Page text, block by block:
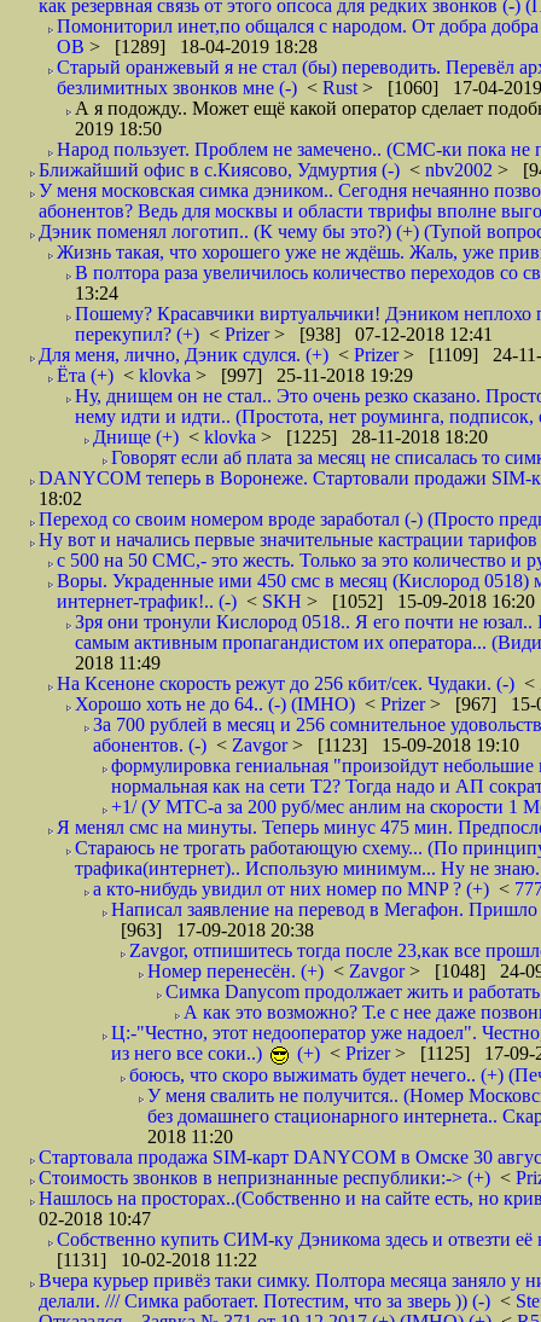
как резервная связь от этого опсоса для редких звонков (-)
Помониторил инет,по общался с народом. От добра
ОВ > [1289] 18-04-2019 18:28
Старый оранжевый я не стал (бы) переводить. Перевёл
безлимитных звонков мне (-) < Rust > [1060] 17-04-
А я подожду.. Может ещё какой оператор сделает
2019 18:50
Народ пользует. Проблем не замечено.. (СМС-ки пока
Ближайший офис в с.Киясово, Удмуртия (-) < nbv2002 >
У меня московская симка дэником.. Сегодня нечаянно
абонентов? Ведь для москвы и области тврифы вполне
Дэник поменял логотип.. (К чему бы это?) (+) (Тупой
Жизнь такая, что хорошего уже не ждёшь. Жаль, уже
В полтора раза увеличилось количество переходов
13:24
Пошему? Красавчики виртуальчики! Дэником
перекупил? (+) < Prizer> [938] 07-12-2018 12:41
Для меня, лично, Дэник сдулся. (+) < Prizer> [1109] 24-11-
Ёта (+) < klovka > [997] 25-11-2018 19:29
Ну, днищем он не стал.. Это очень резко сказано.
нему идти и идти.. (Простота, нет роуминга,
Днище (+) < klovka > [1225] 28-11-2018 18:20
Говорят если аб плата за месяц не списалась то
DANYCOM теперь в Воронеже. Стартовали продажи SIM-
18:02
Переход со своим номером вроде заработал (-) (Просто
Ну вот и начались первые значительные кастрации
с 500 на 50 СМС,- это жесть. Только за это количество и
Воры. Украденные ими 450 смс в месяц (Кислород 0518)
интернет-трафик!.. (-) < SKH > [1052] 15-09-2018 16:20
Зря они тронули Кислород 0518.. Я его почти не
самым активным пропагандистом их оператора...
2018 11:49
На Ксеноне скорость режут до 256 кбит/сек. Чудаки. (-) <
Хорошо хоть не до 64.. (-) (IMHO) < Prizer> [967] 15-
За 700 рублей в месяц и 256 сомнительное
абонентов. (-) < Zavgor> [1123] 15-09-2018 19:10
формулировка гениальная "произойдут небольшие
нормальная как на сети Т2? Тогда надо и АП
+1/ (У МТС-а за 200 руб/мес анлим на скорости 1
Я менял смс на минуты. Теперь минус 475 мин.
Стараюсь не трогать работающую схему... (По
трафика(интернет).. Использую минимум... Ну не
а кто-нибудь увидил от них номер по MNP ? (+) <
Написал заявление на перевод в Мегафон.
[963] 17-09-2018 20:38
Zavgor, отпишитесь тогда после 23,как все
Номер перенесён. (+) < Zavgor> [1048] 24-
Симка Danycom продолжает жить и
А как это возможно? Т.е с нее даже
Ц:-"Честно, этот недооператор уже надоел".
из него все соки..)
(+) < Prizer> [1125] 17-09-
боюсь, что скоро выжимать будет нечего.. (+)
У меня свалить не получится.. (Номер
без домашнего стационарного интернета..
2018 11:20
Стартовала продажа SIM-карт DANYCOM в Омске 30
Стоимость звонков в непризнанные республики:-> (+) <
Нашлось на просторах..(Собственно и на сайте есть, но
02-2018 10:47
Собственно купить СИМ-ку Дэникома здесь и отвезти
[1131] 10-02-2018 11:22
Вчера курьер привёз таки симку. Полтора месяца заняло
делали. /// Симка работает. Потестим, что за зверь )) (-) <